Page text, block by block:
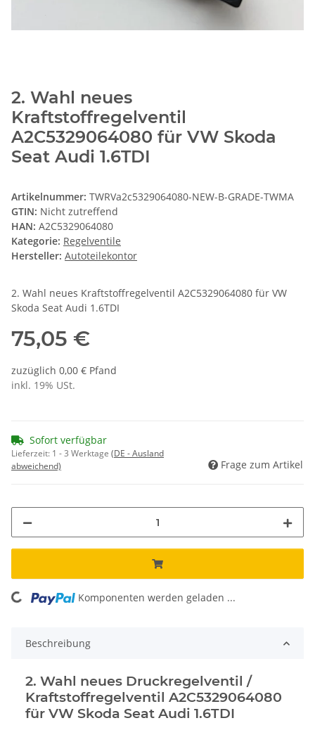
2. Wahl neues
Kraftstoffregelventil
A2C5329064080 für VW Skoda
Seat Audi 1.6TDI
Artikelnummer: TWRVa2c5329064080-NEW-B-GRADE-TWMA
GTIN: Nicht zutreffend
HAN: A2C5329064080
Kategorie: Regelventile
Hersteller: Autoteilekontor
2. Wahl neues Kraftstoffregelventil A2C5329064080 für VW
Skoda Seat Audi 1.6TDI
75,05 €
zuzüglich 0,00 € Pfand
inkl. 19% USt.
Sofort verfügbar
Lieferzeit: 1 - 3 Werktage (DE - Ausland
abweichend)
Frage zum Artikel
Komponenten werden geladen ...
Beschreibung
2. Wahl neues Druckregelventil /
Kraftstoffregelventil A2C5329064080
für VW Skoda Seat Audi 1.6TDI